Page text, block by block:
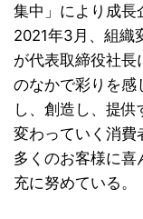
集中」により成長
2021年3月、組
が代表取締役社
のなかで彩りを感
し、創造し、提
変わっていく消費
多くのお客様に
充に努めている。